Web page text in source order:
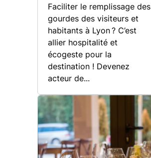
Faciliter le remplissage des
gourdes des visiteurs et
habitants à Lyon ? C’est
allier hospitalité et
écogeste pour la
destination ! Devenez
acteur de...